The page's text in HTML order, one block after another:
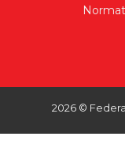
2026 ©